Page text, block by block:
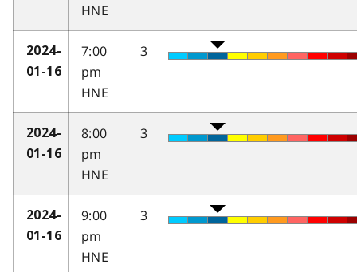
HNE
2024-
01-16
7:00
pm
HNE
3
2024-
01-16
8:00
pm
HNE
3
2024-
01-16
9:00
pm
HNE
3